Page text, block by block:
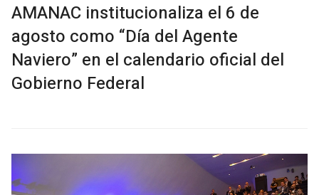
AMANAC institucionaliza el 6 de
agosto como “Día del Agente
Naviero” en el calendario oficial del
Gobierno Federal